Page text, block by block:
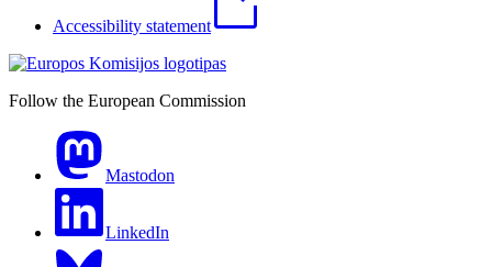
Accessibility statement
Follow the European Commission
Mastodon
LinkedIn